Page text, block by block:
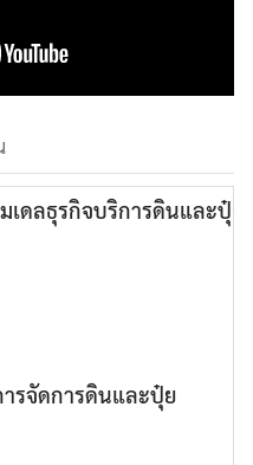
เดลธุรกิจบริการดินและปุ๋
รจัดการดินและปุ๋ย